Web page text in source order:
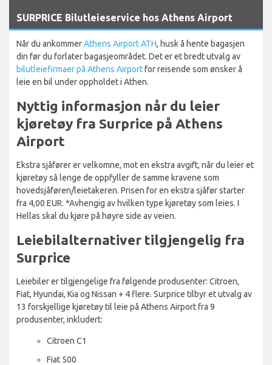
SURPRICE Bilutleieservice hos Athens Airport
Når du ankommerAthens Airport ATH, husk å hente bagasjen
din før du forlater bagasjeområdet. Det er et bredt utvalg av
bilutleiefirmaer på Athens Airportfor reisende som ønsker å
leie en bil under oppholdet i Athen.
Nyttig informasjon når du leier
kjøretøy fra Surprice på Athens
Airport
Ekstra sjåfører er velkomne, mot en ekstra avgift, når du leier et
kjøretøy så lenge de oppfyller de samme kravene som
hovedsjåføren/leietakeren. Prisen for en ekstra sjåfør starter
fra 4,00 EUR. *Avhengig av hvilken type kjøretøy som leies. I
Hellas skal du kjøre på høyre side av veien.
Leiebilalternativer tilgjengelig fra
Surprice
Leiebiler er tilgjengelige fra følgende produsenter: Citroen,
Fiat, Hyundai, Kia og Nissan + 4 flere. Surprice tilbyr et utvalg av
13 forskjellige kjøretøy til leie på Athens Airport fra 9
produsenter, inkludert:
Citroen C1
Fiat 500